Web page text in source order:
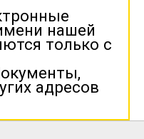
нашей
только с
адресов